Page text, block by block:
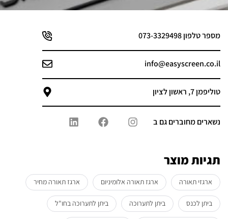
מספר טלפון073-3329498
info@easyscreen.co.il
טוליפמן 7, ראשון לציון
נשארים מחוברים גם ב
תגיות מוצר
ארגזי תאורה ארגז תאורה אלומיניום ארגז תאורה מחיר
ביתן לכנס ביתן לתערוכה ביתן לתערוכה בחו"ל